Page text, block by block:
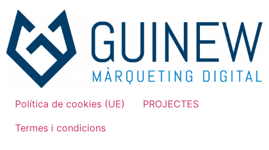
contenido
Política de cookies (UE)
PROJECTES
Termes i condicions